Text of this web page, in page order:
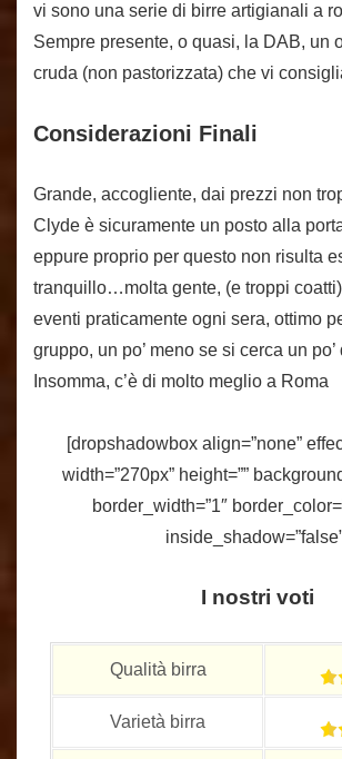
vi sono una serie di birre artigianali a
Sempre presente, o quasi, la DAB, un
cruda (non pastorizzata) che vi
Considerazioni Finali
Grande, accogliente, dai prezzi non
Clyde è sicuramente un posto alla
eppure proprio per questo non risulta
tranquillo…molta gente, (e troppi
eventi praticamente ogni sera, ottimo
gruppo, un po’ meno se si cerca un
Insomma, c’è di molto meglio a Roma
[dropshadowbox align=”none”
width=”270px” height=””
border_width=”1″
I nostri voti
Qualità birra
Varietà birra